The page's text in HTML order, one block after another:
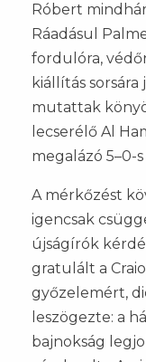
Róbert
Ráadásul
fordulóra,
kiállítás
mutattak
lecserélő Al
megalázó 5–0-
A mérkőzést
igencsak
újságírók
gratulált a
győzelemért,
leszögezte: a
bajnokság